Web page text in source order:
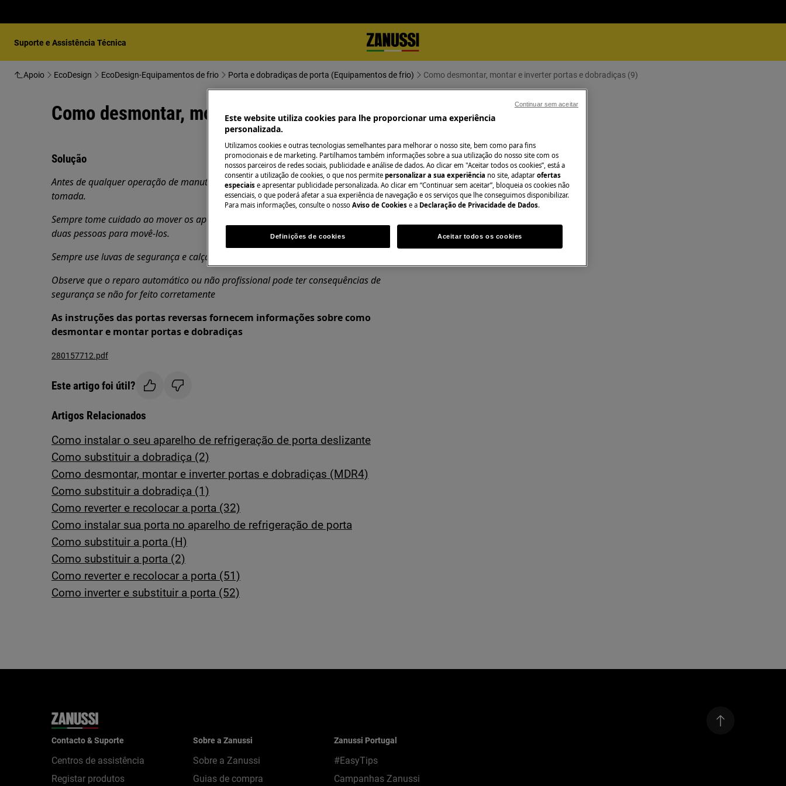
Suporte e Assistência Técnica
Apoio EcoDesign EcoDesign-Equipamentos de frio Porta e dobradiças de porta (Equipamentos de frio) Como desmontar, montar e inverter portas e dobradiças (9)
Como desmontar, montar e inverter portas e dobradiças (9)
Solução
Antes de qualquer operação de manutenção, desligue o aparelho e retire a ficha da
tomada.
Sempre tome cuidado ao mover os aparelhos, para os aparelhos pesados são necessárias
duas pessoas para movê-los.
Sempre use luvas de segurança e calçados fechados.
Observe que o reparo automático ou não profissional pode ter consequências de
segurança se não for feito corretamente
As instruções das portas reversas fornecem informações sobre como
desmontar e montar portas e dobradiças
280157712.pdf
Este artigo foi útil?
Artigos Relacionados
Como instalar o seu aparelho de refrigeração de porta deslizante
Como substituir a dobradiça (2)
Como desmontar, montar e inverter portas e dobradiças (MDR4)
Como substituir a dobradiça (1)
Como reverter e recolocar a porta (32)
Como instalar sua porta no aparelho de refrigeração de porta
Como substituir a porta (H)
Como substituir a porta (2)
Como reverter e recolocar a porta (51)
Como inverter e substituir a porta (52)
Contacto & Suporte
Centros de assistência
Registar produtos
Sobre a Zanussi
Sobre a Zanussi
Guias de compra
Zanussi Portugal
#EasyTips
Campanhas Zanussi
Este website utiliza cookies para lhe proporcionar uma experiência
personalizada.
Utilizamos cookies e outras tecnologias semelhantes para melhorar o nosso site, bem como para fins
promocionais e de marketing. Partilhamos também informações sobre a sua utilização do nosso site com os
nossos parceiros de redes sociais, publicidade e análise de dados. Ao clicar em "Aceitar todos os cookies”, está a
consentir a utilização de cookies, o que nos permite personalizar a sua experiência no site, adaptar ofertas
especiais e apresentar publicidade personalizada. Ao clicar em “Continuar sem aceitar”, bloqueia os cookies não
essenciais, o que poderá afetar a sua experiência de navegação e os serviços que lhe conseguimos disponibilizar.
Para mais informações, consulte o nosso Aviso de Cookies e a Declaração de Privacidade de Dados.
Definições de cookies Aceitar todos os cookies
Continuar sem aceitar